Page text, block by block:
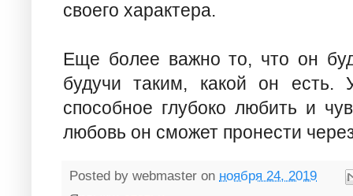
своего характера.
Еще более важно то, что он
будучи таким, какой он есть.
способное глубоко любить и
любовь он сможет пронести
Posted by webmaster on ноября 24, 2019